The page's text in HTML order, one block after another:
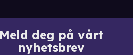
Meld deg på vårt
nyhetsbrev